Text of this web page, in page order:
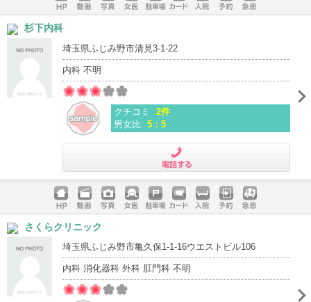
ホームペ
ージ
動画 写真 女医 駐車場
クレジッ
入院 予約 急患
杉下内科
埼玉県ふじみ野市清見3-1-22
内科 不明
クチコミ
2件
男女比 5：5
ホームペ
ージ
動画 写真 女医 駐車場
クレジッ
入院 予約 急患
さくらクリニック
埼玉県ふじみ野市亀久保1-1-16ウエストビル106
内科 消化器科 外科 肛門科 不明